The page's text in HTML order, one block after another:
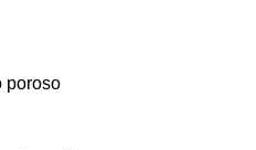
poroso